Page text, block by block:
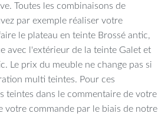
Toutes les combinaisons de
par exemple réaliser votre
le plateau en teinte Brossé antic,
avec l'extérieur de la teinte Galet et
Le prix du meuble ne change pas si
multi teintes. Pour ces
teintes dans le commentaire de votre
votre commande par le biais de notre